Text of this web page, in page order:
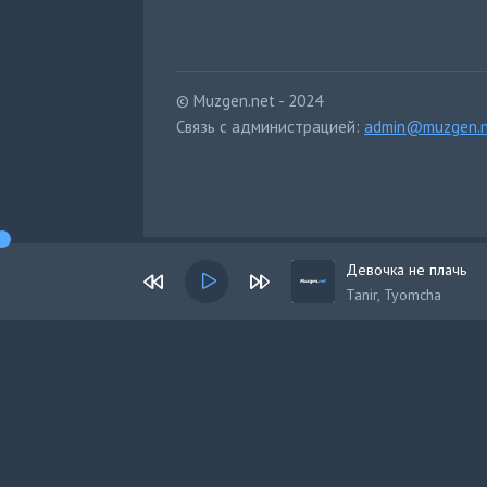
© Muzgen.net - 2024
Связь с администрацией:
Девочка не плачь
Tanir, Tyomcha